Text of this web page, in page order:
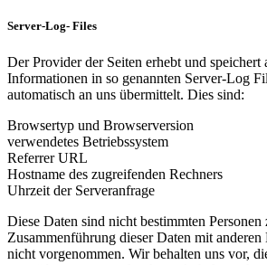
Server-Log- Files
Der Provider der Seiten erhebt und speichert
Informationen in so genannten Server-Log
automatisch an uns übermittelt. Dies sind:
Browsertyp und Browserversion
verwendetes Betriebssystem
Referrer URL
Hostname des zugreifenden Rechners
Uhrzeit der Serveranfrage
Diese Daten sind nicht bestimmten Personen
Zusammenführung dieser Daten mit
nicht vorgenommen. Wir behalten uns vor,